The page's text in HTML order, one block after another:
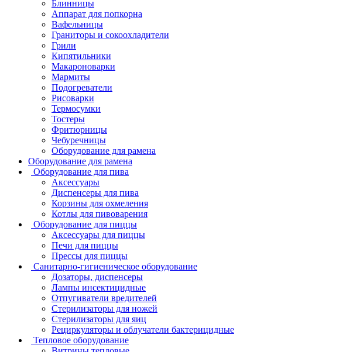
Блинницы
Аппарат для попкорна
Вафельницы
Граниторы и сокоохладители
Грили
Кипятильники
Макароноварки
Мармиты
Подогреватели
Рисоварки
Термосумки
Тостеры
Фритюрницы
Чебуречницы
Оборудование для рамена
Оборудование для рамена
Оборудование для пива
Аксессуары
Диспенсеры для пива
Корзины для охмеления
Котлы для пивоварения
Оборудование для пиццы
Аксессуары для пиццы
Печи для пиццы
Прессы для пиццы
Санитарно-гигиеническое оборудование
Дозаторы, диспенсеры
Лампы инсектицидные
Отпугиватели вредителей
Стерилизаторы для ножей
Стерилизаторы для яиц
Рециркуляторы и облучатели бактерицидные
Тепловое оборудование